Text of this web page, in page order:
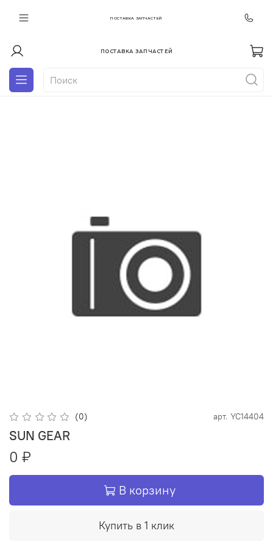
ПОСТАВКА ЗАПЧАСТЕЙ
ПОСТАВКА ЗАПЧАСТЕЙ
(0) арт. YC14404
SUN GEAR
0 ₽
В корзину
Купить в 1 клик